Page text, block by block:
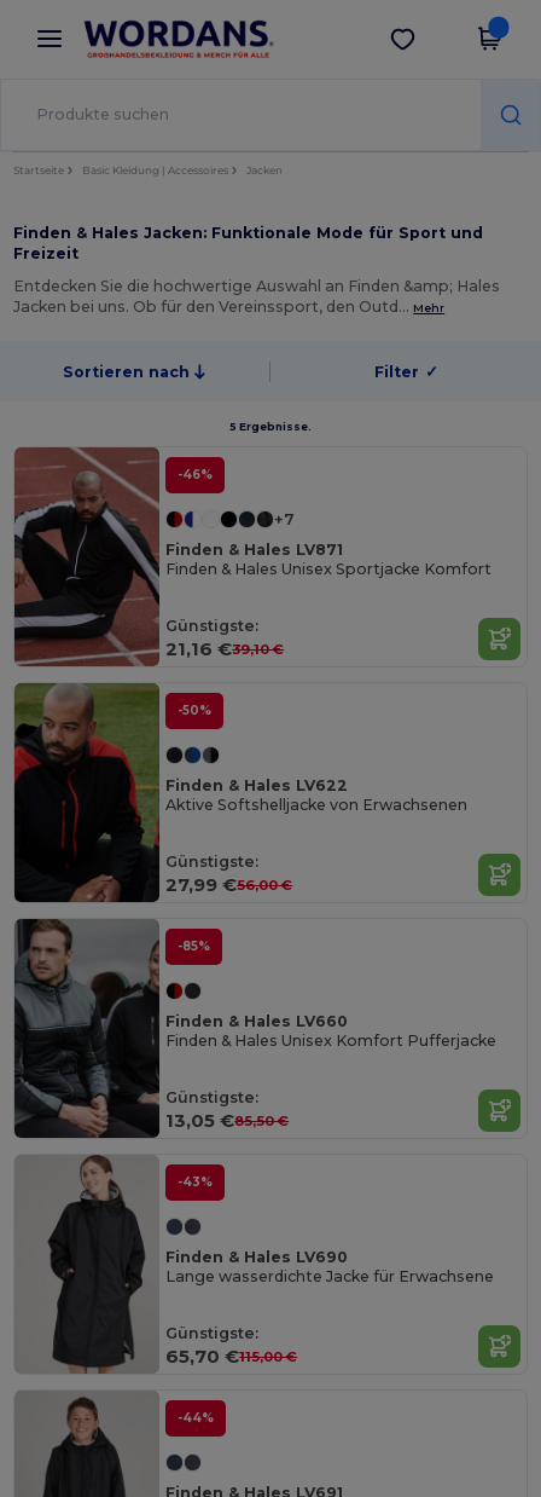
× Wordans App
Bessere Preise in der App!
App holen
Startseite Basic Kleidung | Accessoires Jacken
Finden & Hales Jacken: Funktionale Mode für Sport und
Freizeit
Entdecken Sie die hochwertige Auswahl an Finden &amp; Hales
Jacken bei uns. Ob für den Vereinssport, den Outd… Mehr
Sortieren nach Filter ✓
5 Ergebnisse.
-46%
+7
Finden & Hales LV871
Finden & Hales Unisex Sportjacke Komfort
Günstigste:
21,16 €39,10 €
-50%
Finden & Hales LV622
Aktive Softshelljacke von Erwachsenen
Günstigste:
27,99 €56,00 €
-85%
Finden & Hales LV660
Finden & Hales Unisex Komfort Pufferjacke
Günstigste:
13,05 €85,50 €
-43%
Finden & Hales LV690
Lange wasserdichte Jacke für Erwachsene
Günstigste:
65,70 €115,00 €
-44%
Finden & Hales LV691